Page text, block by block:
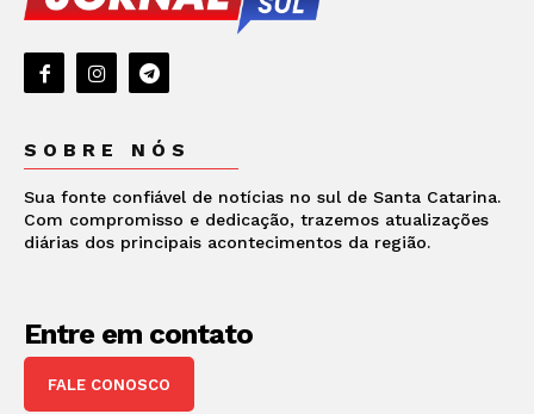
SOBRE NÓS
Sua fonte confiável de notícias no sul de Santa Catarina.
Com compromisso e dedicação, trazemos atualizações
diárias dos principais acontecimentos da região.
Entre em contato
FALE CONOSCO